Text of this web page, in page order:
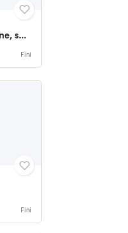
GL1TCH - L’énergie saine, sans compromis
Fini
Fini